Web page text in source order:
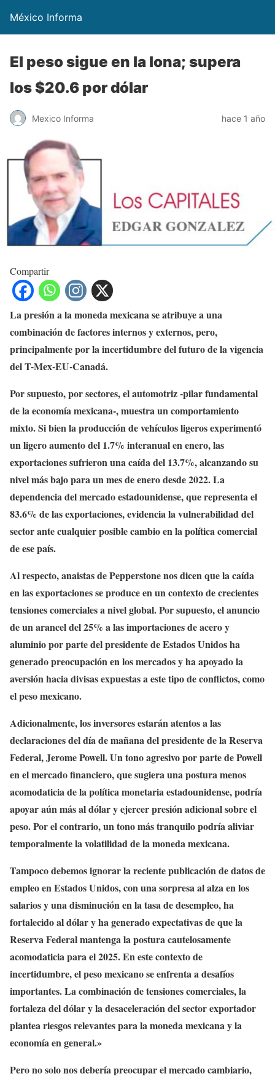
México Informa
El peso sigue en la lona; supera
los $20.6 por dólar
Mexico Informa hace 1 año
Compartir
La presión a la moneda mexicana se atribuye a una
combinación de factores internos y externos, pero,
principalmente por la incertidumbre del futuro de la vigencia
del T-Mex-EU-Canadá.
Por supuesto, por sectores, el automotriz -pilar fundamental
de la economía mexicana-, muestra un comportamiento
mixto. Si bien la producción de vehículos ligeros experimentó
un ligero aumento del 1.7% interanual en enero, las
exportaciones sufrieron una caída del 13.7%, alcanzando su
nivel más bajo para un mes de enero desde 2022. La
dependencia del mercado estadounidense, que representa el
83.6% de las exportaciones, evidencia la vulnerabilidad del
sector ante cualquier posible cambio en la política comercial
de ese país.
Al respecto, anaistas de Pepperstone nos dicen que la caída
en las exportaciones se produce en un contexto de crecientes
tensiones comerciales a nivel global. Por supuesto, el anuncio
de un arancel del 25% a las importaciones de acero y
aluminio por parte del presidente de Estados Unidos ha
generado preocupación en los mercados y ha apoyado la
aversión hacia divisas expuestas a este tipo de conflictos, como
el peso mexicano.
Adicionalmente, los inversores estarán atentos a las
declaraciones del día de mañana del presidente de la Reserva
Federal, Jerome Powell. Un tono agresivo por parte de Powell
en el mercado financiero, que sugiera una postura menos
acomodaticia de la política monetaria estadounidense, podría
apoyar aún más al dólar y ejercer presión adicional sobre el
peso. Por el contrario, un tono más tranquilo podría aliviar
temporalmente la volatilidad de la moneda mexicana.
Tampoco debemos ignorar la reciente publicación de datos de
empleo en Estados Unidos, con una sorpresa al alza en los
salarios y una disminución en la tasa de desempleo, ha
fortalecido al dólar y ha generado expectativas de que la
Reserva Federal mantenga la postura cautelosamente
acomodaticia para el 2025. En este contexto de
incertidumbre, el peso mexicano se enfrenta a desafíos
importantes. La combinación de tensiones comerciales, la
fortaleza del dólar y la desaceleración del sector exportador
plantea riesgos relevantes para la moneda mexicana y la
economía en general.»
Pero no solo nos debería preocupar el mercado cambiario,